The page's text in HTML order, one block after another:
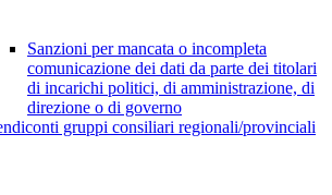
Sanzioni per mancata o incompleta
comunicazione dei dati da parte dei titolari
di incarichi politici, di amministrazione, di
direzione o di governo
gruppi consiliari regionali/provinciali